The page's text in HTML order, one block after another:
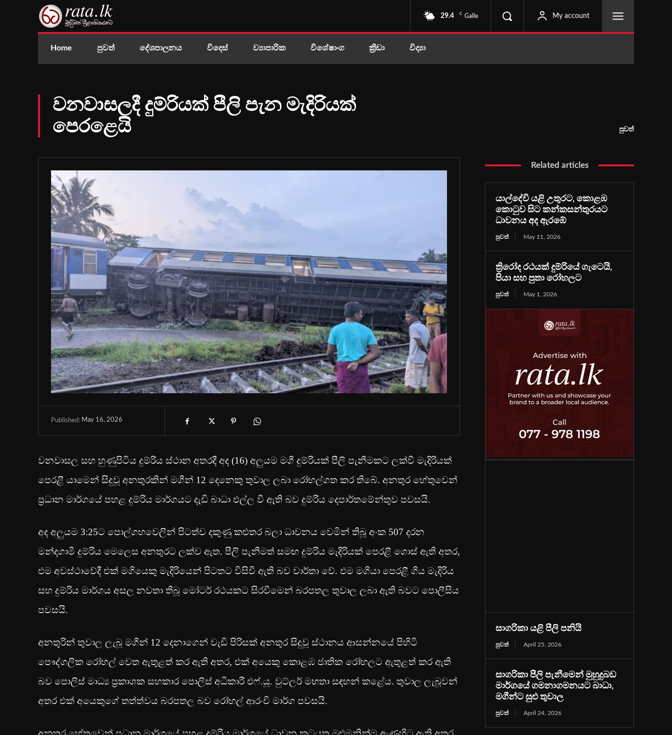
29.4 C Galle My account
Home පුවත් දේශපාලනය විදෙස් ව්‍යාපාරික විශේෂාංග ක්‍රීඩා විද්‍යා
වනවාසලදී දුම්රියක් පීලි පැන මැදිරියක්
පෙරළෙයි
පුවත්
Published: May 16, 2026
වනවාසල සහ හුණුපිටිය දුම්රිය ස්ථාන අතරදී අද (16) අලුයම මගී දුම්රියක් පීලි පැනීමකට ලක්වී මැදිරියක්
පෙරළී යාමෙන් සිදුවූ අනතුරකින් මගීන් 12 දෙනෙකු තුවාල ලබා රෝහල්ගත කර තිබේ. අනතුර හේතුවෙන්
ප්‍රධාන මාර්ගයේ පහළ දුම්රිය මාර්ගයට දැඩි බාධා එල්ල වී ඇති බව දුම්රිය දෙපාර්තමේන්තුව පවසයි.
අද අලුයම 3:25ට පොල්ගහවෙලින් පිටත්ව දකුණු කළුතර බලා ධාවනය වෙමින් තිබූ අංක 507 දරන
මන්දගාමී දුම්රිය මෙලෙස අනතුරට ලක්ව ඇත. පීලි පැනීමත් සමඟ දුම්රිය මැදිරියක් පෙරළී ගොස් ඇති අතර,
එම අවස්ථාවේදී එක් මගියෙකු මැදිරියෙන් පිටතට විසිවී ඇති බව වාර්තා වේ. එම මගියා පෙරළී ගිය මැදිරිය
සහ දුම්රිය මාර්ගය අසල නවතා තිබූ මෝටර් රථයකට සිරවීමෙන් බරපතල තුවාල ලබා ඇති බවට පොලීසිය
පවසයි.
අනතුරින් තුවාල ලැබූ මගීන් 12 දෙනාගෙන් වැඩි පිරිසක් අනතුර සිදුවූ ස්ථානය ආසන්නයේ පිහිටි
පෞද්ගලික රෝහල් වෙත ඇතුළත් කර ඇති අතර, එක් අයෙකු කොළඹ ජාතික රෝහලට ඇතුළත් කර ඇති
බව පොලිස් මාධ්‍ය ප්‍රකාශක සහකාර පොලිස් අධිකාරී එෆ්.යූ. වුට්ලර් මහතා සඳහන් කළේය. තුවාල ලැබූවන්
අතර එක් අයෙකුගේ තත්ත්වය බරපතල බව රෝහල් ආරංචි මාර්ග පවසයි.
Related articles
යාල්දේවි යළි උතුරට, කොළඹ
කොටුව සිට කන්කසන්තුරයට
ධාවනය අද ඇරඹේ
පුවත් May 11, 2026
ත්‍රිරෝද රථයක් දුම්රියේ ගැටෙයි,
පියා සහ පුතා රෝහලට
පුවත් May 1, 2026
සාගරිකා යළි පීලි පනියි
පුවත් April 25, 2026
සාගරිකා පීලි පැනීමෙන් මුහුදුබඩ
මාර්ගයේ ගමනාගමනයට බාධා,
මගීන්ට සුළු තුවාල
පුවත් April 24, 2026